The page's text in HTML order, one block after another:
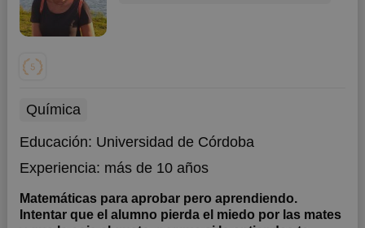
Química
Educación: Universidad de Córdoba
Experiencia: más de 10 años
Matemáticas para aprobar pero aprendiendo.
Intentar que el alumno pierda el miedo por las mates